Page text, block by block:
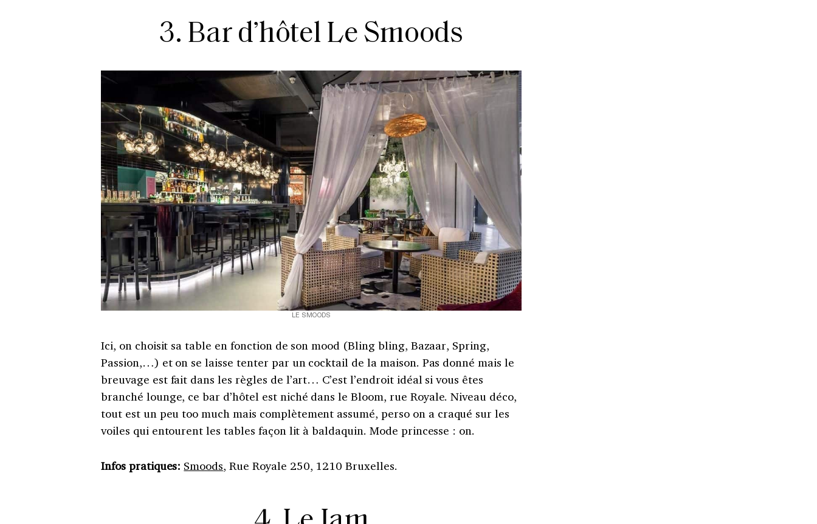
3. Bar d’hôtel Le Smoods
LE SMOODS
Ici, on choisit sa table en fonction de son mood (Bling bling, Bazaar, Spring,
Passion,…) et on se laisse tenter par un cocktail de la maison. Pas donné mais le
breuvage est fait dans les règles de l’art… C’est l’endroit idéal si vous êtes
branché lounge, ce bar d’hôtel est niché dans le Bloom, rue Royale. Niveau déco,
tout est un peu too much mais complètement assumé, perso on a craqué sur les
voiles qui entourent les tables façon lit à baldaquin. Mode princesse : on.
Infos pratiques: Smoods, Rue Royale 250, 1210 Bruxelles.